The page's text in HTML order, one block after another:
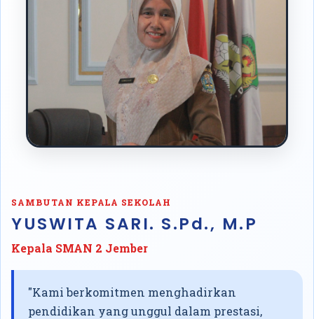
SAMBUTAN KEPALA SEKOLAH
YUSWITA SARI. S.Pd., M.P
Kepala SMAN 2 Jember
"Kami berkomitmen menghadirkan
pendidikan yang unggul dalam prestasi,